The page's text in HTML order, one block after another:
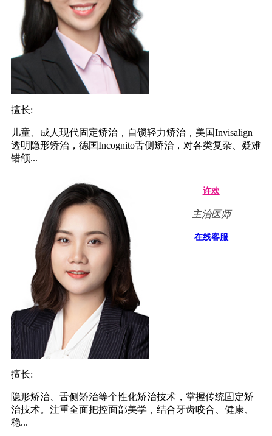
擅长:
儿童、成人现代固定矫治，自锁轻力矫治，美国Invisalign
透明隐形矫治，德国Incognito舌侧矫治，对各类复杂、疑难
错颌...
许欢
主治医师
在线客服
擅长:
隐形矫治、舌侧矫治等个性化矫治技术，掌握传统固定矫
治技术。注重全面把控面部美学，结合牙齿咬合、健康、
稳...